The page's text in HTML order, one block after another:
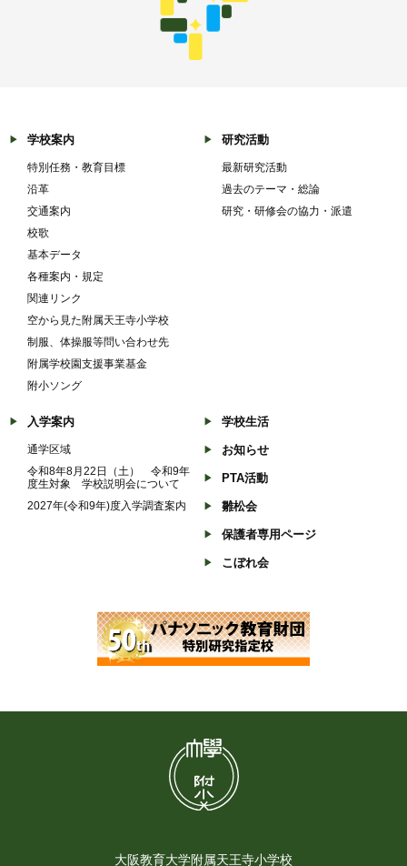
学校案内
特別任務・教育目標
沿革
交通案内
校歌
基本データ
各種案内・規定
関連リンク
空から見た附属天王寺小学校
制服、体操服等問い合わせ先
附属学校園支援事業基金
附小ソング
研究活動
最新研究活動
過去のテーマ・総論
研究・研修会の協力・派遣
入学案内
通学区域
令和8年8月22日（土） 令和9年
度生対象 学校説明会について
2027年(令和9年)度入学調査案内
学校生活
お知らせ
PTA活動
雛松会
保護者専用ページ
こぼれ会
大阪教育大学附属天王寺小学校